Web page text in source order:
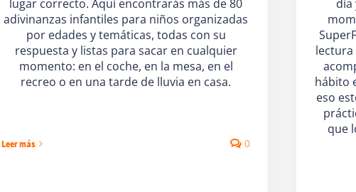
lugar correcto. Aquí encontrarás más de 80
adivinanzas infantiles para niños organizadas
por edades y temáticas, todas con su
respuesta y listas para sacar en cualquier
momento: en el coche, en la mesa, en el
recreo o en una tarde de lluvia en casa.
Leer más 0
día
lectura
hábito
eso
que